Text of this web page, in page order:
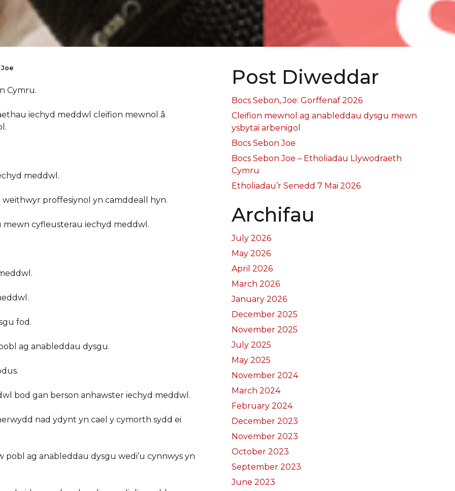
Cymru.
iechyd meddwl cleifion mewnol â
meddwl.
proffesiynol yn camddeall hyn.
mewn cyfleusterau iechyd meddwl.
fod.
ag anableddau dysgu.
bod gan berson anhawster iechyd meddwl.
nad ydynt yn cael y cymorth sydd ei
ag anableddau dysgu wedi’u cynnwys yn
Post Diweddar
Bocs Sebon, Joe: Gorffenaf 2026
Cleifion mewnol ag anableddau dysgu mewn
ysbytai arbenigol
Bocs Sebon Joe
Bocs Sebon Joe – Etholiadau Llywodraeth
Cymru
Etholiadau’r Senedd 7 Mai 2026
Archifau
July 2026
May 2026
April 2026
March 2026
January 2026
December 2025
November 2025
July 2025
May 2025
November 2024
March 2024
February 2024
December 2023
November 2023
October 2023
September 2023
June 2023